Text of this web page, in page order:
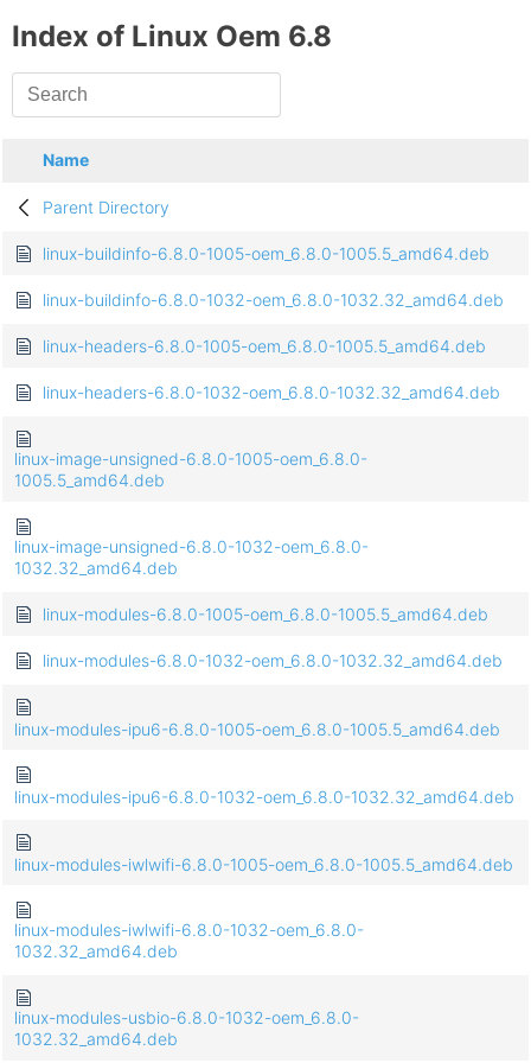
Index of Linux Oem 6.8
Name
Parent Directory
linux-buildinfo-6.8.0-1005-oem_6.8.0-1005.5_amd64.deb
linux-buildinfo-6.8.0-1032-oem_6.8.0-1032.32_amd64.deb
linux-headers-6.8.0-1005-oem_6.8.0-1005.5_amd64.deb
linux-headers-6.8.0-1032-oem_6.8.0-1032.32_amd64.deb
linux-image-unsigned-6.8.0-1005-oem_6.8.0-
1005.5_amd64.deb
linux-image-unsigned-6.8.0-1032-oem_6.8.0-
1032.32_amd64.deb
linux-modules-6.8.0-1005-oem_6.8.0-1005.5_amd64.deb
linux-modules-6.8.0-1032-oem_6.8.0-1032.32_amd64.deb
linux-modules-ipu6-6.8.0-1005-oem_6.8.0-1005.5_amd64.deb
linux-modules-ipu6-6.8.0-1032-oem_6.8.0-1032.32_amd64.deb
linux-modules-iwlwifi-6.8.0-1005-oem_6.8.0-1005.5_amd64.deb
linux-modules-iwlwifi-6.8.0-1032-oem_6.8.0-
1032.32_amd64.deb
linux-modules-usbio-6.8.0-1032-oem_6.8.0-
1032.32_amd64.deb